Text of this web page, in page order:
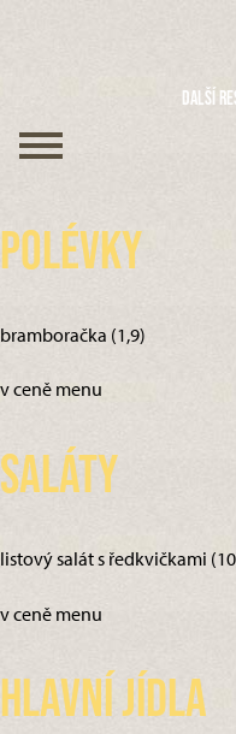
Další
Polévky
bramboračka (1,9)
v ceně menu
Saláty
listový salát s ředkvičkami
v ceně menu
Hlavní jídla